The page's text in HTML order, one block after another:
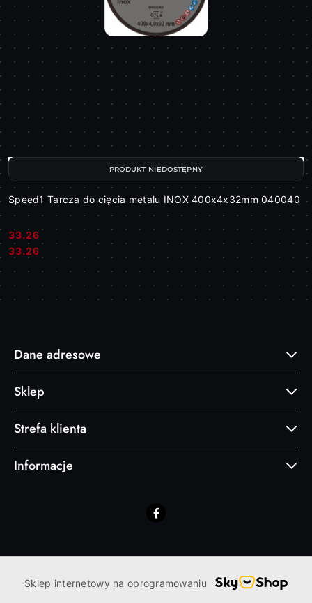
Speed1 Tarcza do cięcia metalu INOX 400x4x32mm 040040
Cena:
33.26
Cena:
33.26
PRODUKT NIEDOSTĘPNY
Dane adresowe
Sklep
Strefa klienta
Informacje
Sklep internetowy na oprogramowaniu